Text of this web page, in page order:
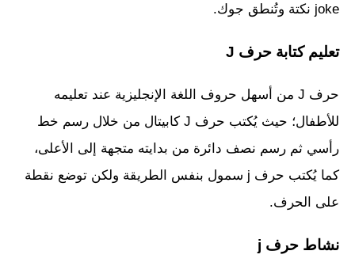
joke نكتة وتُنطق جوك.
تعليم كتابة حرف J
حرف J من أسهل حروف اللغة الإنجليزية عند تعليمه
للأطفال؛ حيث يُكتب حرف J كابيتال من خلال رسم خط
رأسي ثم رسم نصف دائرة من بدايته متجهة إلى الأعلى،
كما يُكتب حرف j سمول بنفس الطريقة ولكن توضع نقطة
على الحرف.
نشاط حرف j